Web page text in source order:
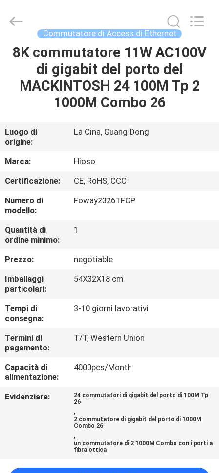
CASA
PRODOTTI
CIRCA
NOI
GIRO
DELLA
FABBRICA
CONTROLLO
DI
QUALITÀ
CONTATTICI
NOTIZIE
Technology
Reserved.
Developed
Commutatore di Access di Ethernet
8K commutatore 11W AC100V
di gigabit del porto del
MACKINTOSH 24 100M Tp 2
1000M Combo 26
Luogo di
origine:
La Cina, Guang Dong
Marca:
Hioso
Certificazione:
CE, RoHS, CCC
Numero di
modello:
Foway2326TFCP
Quantità di
ordine minimo:
1
Prezzo:
negotiable
Imballaggi
particolari:
54X32X18 cm
Tempi di
consegna:
3-10 giorni lavorativi
Termini di
pagamento:
T/T, Western Union
Capacità di
alimentazione:
4000pcs/Month
Evidenziare:
24 commutatori di gigabit del porto di 100M Tp
26
,
2 commutatore di gigabit del porto di 1000M
Combo 26
,
un commutatore di 2 1000M Combo con i porti a
fibra ottica